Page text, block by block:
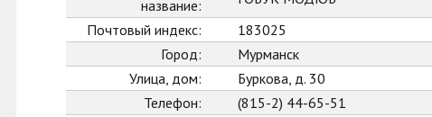
название:
Почтовый индекс:
183025
Город:
Мурманск
Улица, дом:
Буркова, д. 30
Телефон:
(815-2) 44-65-51